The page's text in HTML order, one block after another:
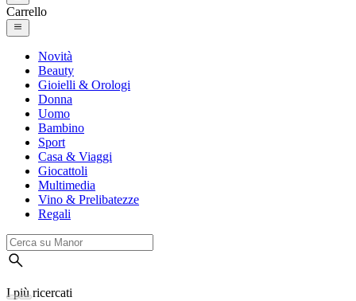
Carrello
Novità
Beauty
Gioielli & Orologi
Donna
Uomo
Bambino
Sport
Casa & Viaggi
Giocattoli
Multimedia
Vino & Prelibatezze
Regali
I più ricercati